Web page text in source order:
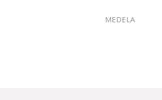
MEDELA